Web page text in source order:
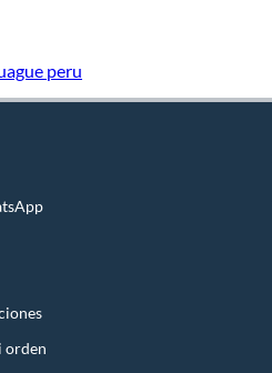
peru
orden